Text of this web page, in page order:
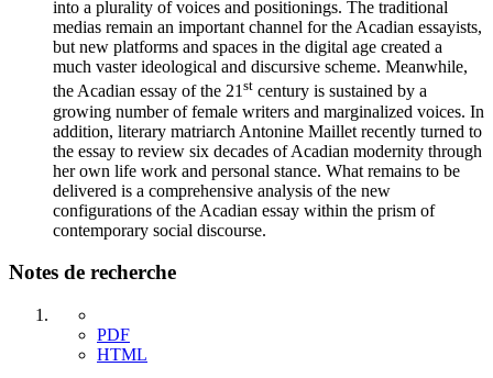
into a plurality of voices and positionings. The traditional
medias remain an important channel for the Acadian essayists,
but new platforms and spaces in the digital age created a
much vaster ideological and discursive scheme. Meanwhile,
the Acadian essay of the 21st century is sustained by a
growing number of female writers and marginalized voices. In
addition, literary matriarch Antonine Maillet recently turned to
the essay to review six decades of Acadian modernity through
her own life work and personal stance. What remains to be
delivered is a comprehensive analysis of the new
configurations of the Acadian essay within the prism of
contemporary social discourse.
Notes de recherche
PDF
HTML